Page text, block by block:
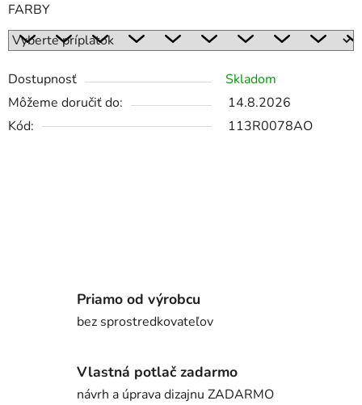
FARBY
Dostupnosť
Skladom
Môžeme doručiť do:
14.8.2026
Kód:
113R0078AO
Priamo od výrobcu
bez sprostredkovateľov
Vlastná potlač zadarmo
návrh a úprava dizajnu ZADARMO